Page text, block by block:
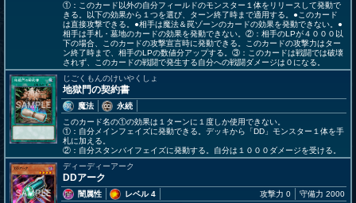
①：このカード以外の自分フィールドのモンスター１体をリリースして発動で
きる。以下の効果から１つを選び、ターン終了時まで適用する。●このカード
は直接攻撃できる。●相手は魔法＆罠ゾーンのカードの効果を発動できない。●
相手は手札・墓地のカードの効果を発動できない。②：相手のLPが４０００以
下の場合、このカードの攻撃宣言時に発動できる。このカードの攻撃力はター
ン終了時まで、相手のLPの数値分アップする。③：このカードは戦闘では破壊
されず、このカードの戦闘で発生する自分への戦闘ダメージは０になる。
じごくもんのけいやくしょ
地獄門の契約書
魔法
永続
このカード名の①の効果は１ターンに１度しか使用できない。
①：自分メインフェイズに発動できる。デッキから「DD」モンスター１体を手
札に加える。
②：自分スタンバイフェイズに発動する。自分は１０００ダメージを受ける。
ディーディーアーク
DDアーク
闇属性
レベル 4
攻撃力 0 守備力 2000